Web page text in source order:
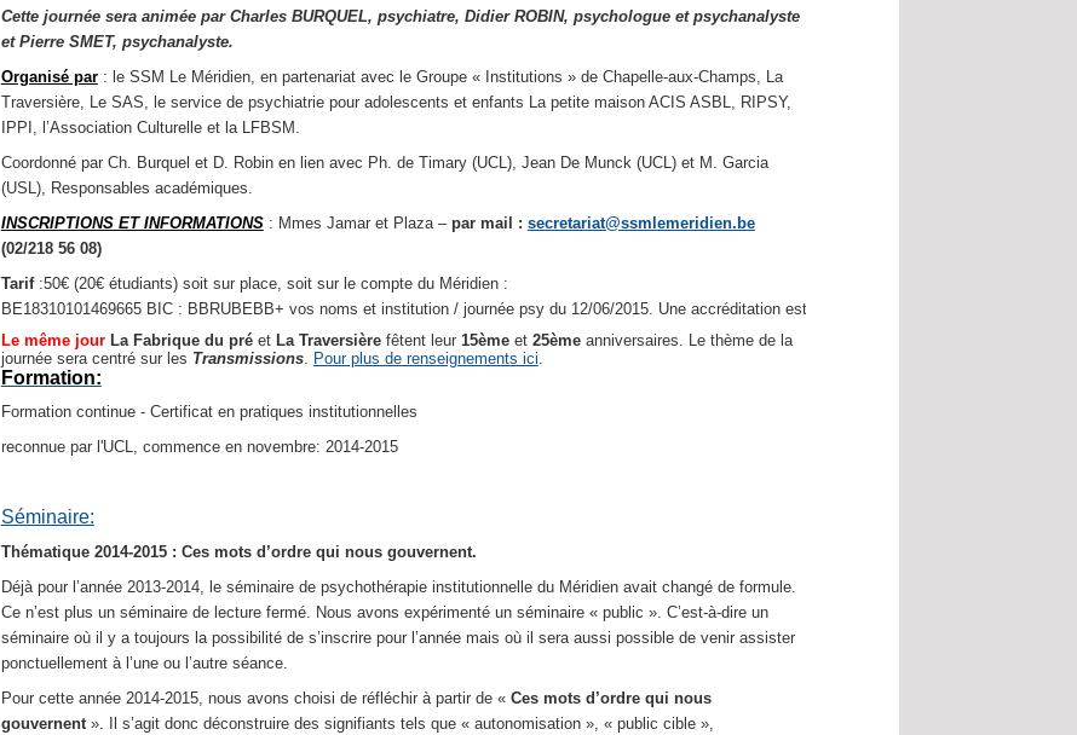
Cette journée sera animée par Charles BURQUEL, psychiatre, Didier ROBIN, psychologue et psychanalyste
et Pierre SMET, psychanalyste.
Organisé par: le SSM Le Méridien, en partenariat avec le Groupe « Institutions » de Chapelle-aux-Champs, La
Traversière, Le SAS, le service de psychiatrie pour adolescents et enfants La petite maison ACIS ASBL, RIPSY,
IPPI, l’Association Culturelle et la LFBSM.
Coordonné par Ch. Burquel et D. Robin en lien avec Ph. de Timary (UCL), Jean De Munck (UCL) et M. Garcia
(USL), Responsables académiques.
INSCRIPTIONS ET INFORMATIONS: Mmes Jamar et Plaza – par mail : secretariat@ssmlemeridien.be
(02/218 56 08)
Tarif:50€ (20€ étudiants) soit sur place, soit sur le compte du Méridien :
BE18310101469665 BIC : BBRUBEBB+ vos noms et institution / journée psy du 12/06/2015. Une accréditation est demandée.
Le même jour La Fabrique du préet La Traversièrefêtent leur 15èmeet 25èmeanniversaires. Le thème de la
journée sera centré sur les Transmissions. Pour plus de renseignements ici.
Formation:
Formation continue - Certificat en pratiques institutionnelles
reconnue par l'UCL, commence en novembre: 2014-2015
Séminaire:
Thématique 2014-2015 : Ces mots d’ordre qui nous gouvernent.
Déjà pour l’année 2013-2014, le séminaire de psychothérapie institutionnelle du Méridien avait changé de formule.
Ce n’est plus un séminaire de lecture fermé. Nous avons expérimenté un séminaire « public ». C’est-à-dire un
séminaire où il y a toujours la possibilité de s’inscrire pour l’année mais où il sera aussi possible de venir assister
ponctuellement à l’une ou l’autre séance.
Pour cette année 2014-2015, nous avons choisi de réfléchir à partir de «Ces mots d’ordre qui nous
gouvernent ». Il s’agit donc déconstruire des signifiants tels que « autonomisation », « public cible »,